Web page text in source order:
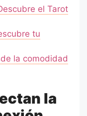
el Tarot
tu
la comodidad
la